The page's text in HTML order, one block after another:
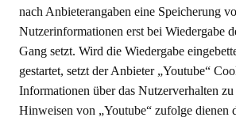
nach Anbieterangaben eine Speicherung
Nutzerinformationen erst bei Wiedergabe
Gang setzt. Wird die Wiedergabe
gestartet, setzt der Anbieter „Youtube“
Informationen über das Nutzerverhalten zu
Hinweisen von „Youtube“ zufolge dienen